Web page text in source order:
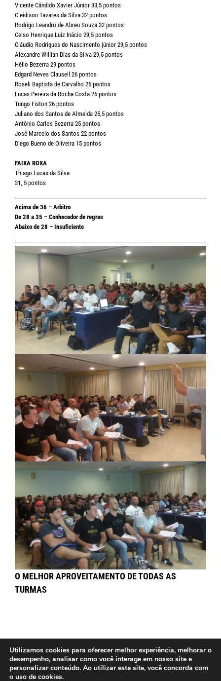
Vicente Cândido Xavier Júnior 33,5 pontos
Cleidison Tavares da Silva 32 pontos
Rodrigo Leandro de Abreu Souza 32 pontos
Celso Henrique Luiz Inácio 29,5 pontos
Cláudio Rodrigues do Nascimento júnior 29,5 pontos
Alexandre Willian Dias da Silva 29,5 pontos
Hélio Bezerra 29 pontos
Edgard Neves Clausell 26 pontos
Roseli Baptista de Carvalho 26 pontos
Lucas Pereira da Rocha Costa 26 pontos
Tungo Fiston 26 pontos
Juliano dos Santos de Almeida 25,5 pontos
Antônio Carlos Bezerra 25 pontos
José Marcelo dos Santos 22 pontos
Diego Bueno de Oliveira 15 pontos
FAIXA ROXA
Thiago Lucas da Silva
31, 5 pontos
Acima de 36 – Arbitro
De 28 a 35 – Conhecedor de regras
Abaixo de 28 – Insuficiente
O MELHOR APROVEITAMENTO DE TODAS AS
TURMAS
Contato: (11) 3031.0304 | E-mail: fpjj@fpjj.com.br - Copyright 2026 - FPJJ -
Todos os direitos reservados. Desde 1995
Utilizamos cookies para oferecer melhor experiência, melhorar o
desempenho, analisar como você interage em nosso site e
personalizar conteúdo. Ao utilizar este site, você concorda com
o uso de cookies.